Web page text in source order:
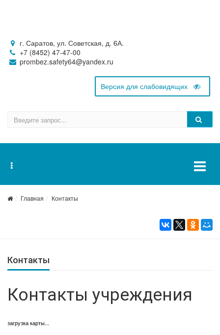
г. Саратов, ул. Советская, д. 6А.
+7 (8452) 47-47-00
prombez.safety64@yandex.ru
Главная Контакты
Контакты
Контакты учреждения
загрузка карты...